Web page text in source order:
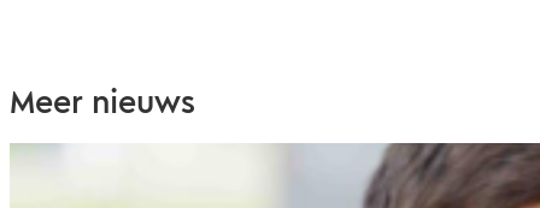
Meer nieuws